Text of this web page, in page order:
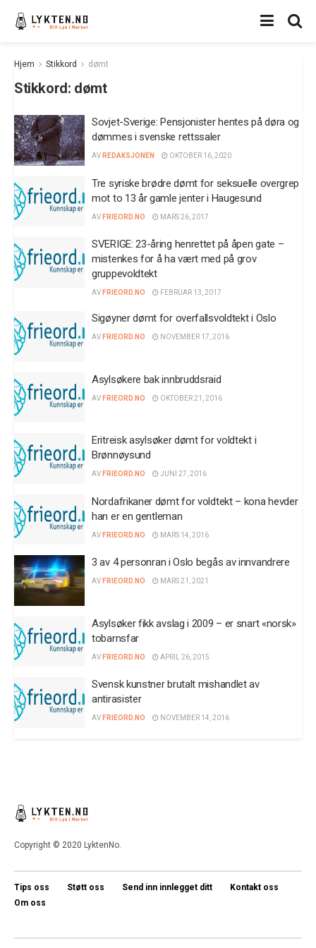
Hjem Stikkord dømt
Stikkord: dømt
Sovjet-Sverige: Pensjonister hentes på døra og
dømmes i svenske rettssaler
AV REDAKSJONEN OKTOBER 16, 2020
Tre syriske brødre dømt for seksuelle overgrep
mot to 13 år gamle jenter i Haugesund
AV FRIEORD.NO MARS 26, 2017
SVERIGE: 23-åring henrettet på åpen gate –
mistenkes for å ha vært med på grov
gruppevoldtekt
AV FRIEORD.NO FEBRUAR 13, 2017
Sigøyner dømt for overfallsvoldtekt i Oslo
AV FRIEORD.NO NOVEMBER 17, 2016
Asylsøkere bak innbruddsraid
AV FRIEORD.NO OKTOBER 21, 2016
Eritreisk asylsøker dømt for voldtekt i
Brønnøysund
AV FRIEORD.NO JUNI 27, 2016
Nordafrikaner dømt for voldtekt – kona hevder
han er en gentleman
AV FRIEORD.NO MARS 14, 2016
3 av 4 personran i Oslo begås av innvandrere
AV FRIEORD.NO MARS 21, 2021
Asylsøker fikk avslag i 2009 – er snart «norsk»
tobarnsfar
AV FRIEORD.NO APRIL 26, 2015
Svensk kunstner brutalt mishandlet av
antirasister
AV FRIEORD.NO NOVEMBER 14, 2016
Copyright © 2020 LyktenNo.
Tips oss Støtt oss Send inn innlegget ditt
Kontakt oss
Om oss